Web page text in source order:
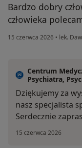
Bardzo dobry
człowieka
15 czerwca 2026 • lek.
Centrum
Psychiatra,
Dziękujemy za
nasz specjalista
Serdecznie
15 czerwca 2026